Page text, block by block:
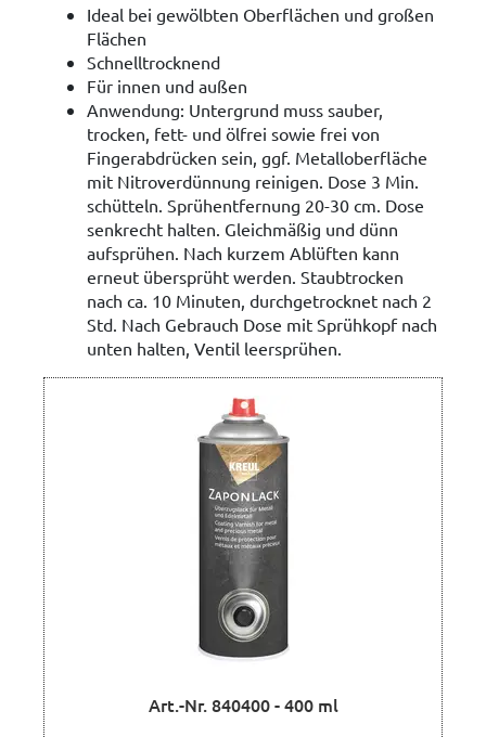
Ideal bei gewölbten Oberflächen und großen
Flächen
Schnelltrocknend
Für innen und außen
Anwendung: Untergrund muss sauber,
trocken, fett- und ölfrei sowie frei von
Fingerabdrücken sein, ggf. Metalloberfläche
mit Nitroverdünnung reinigen. Dose 3 Min.
schütteln. Sprühentfernung 20-30 cm. Dose
senkrecht halten. Gleichmäßig und dünn
aufsprühen. Nach kurzem Ablüften kann
erneut übersprüht werden. Staubtrocken
nach ca. 10 Minuten, durchgetrocknet nach 2
Std. Nach Gebrauch Dose mit Sprühkopf nach
unten halten, Ventil leersprühen.
Art.-Nr. 840400 - 400 ml